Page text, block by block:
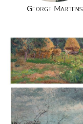
George Martens